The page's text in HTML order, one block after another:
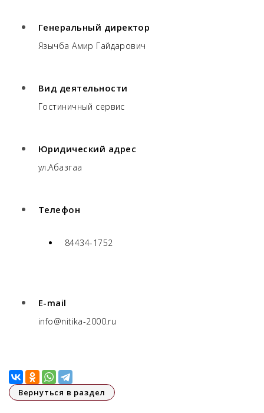
Генеральный директор
Язычба Амир Гайдарович
Вид деятельности
Гостиничный сервис
Юридический адрес
ул.Абазгаа
Телефон
84434-1752
E-mail
info@nitika-2000.ru
Вернуться в раздел